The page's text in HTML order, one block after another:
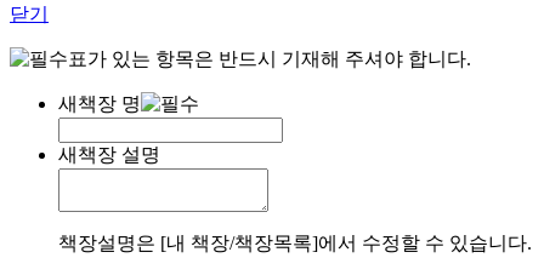
닫기
표가 있는 항목은 반드시 기재해 주셔야 합니다.
새책장 명
새책장 설명
책장설명은 [내 책장/책장목록]에서 수정할 수 있습니다.